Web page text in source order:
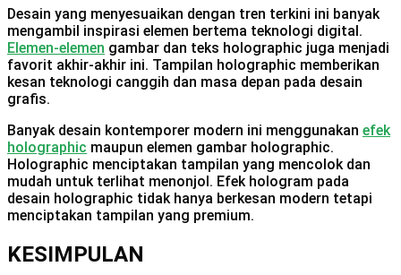
Desain yang menyesuaikan dengan tren terkini ini banyak
mengambil inspirasi elemen bertema teknologi digital.
Elemen-elemen gambar dan teks holographic juga menjadi
favorit akhir-akhir ini. Tampilan holographic memberikan
kesan teknologi canggih dan masa depan pada desain
grafis.
Banyak desain kontemporer modern ini menggunakan efek
holographic maupun elemen gambar holographic.
Holographic menciptakan tampilan yang mencolok dan
mudah untuk terlihat menonjol. Efek hologram pada
desain holographic tidak hanya berkesan modern tetapi
menciptakan tampilan yang premium.
KESIMPULAN